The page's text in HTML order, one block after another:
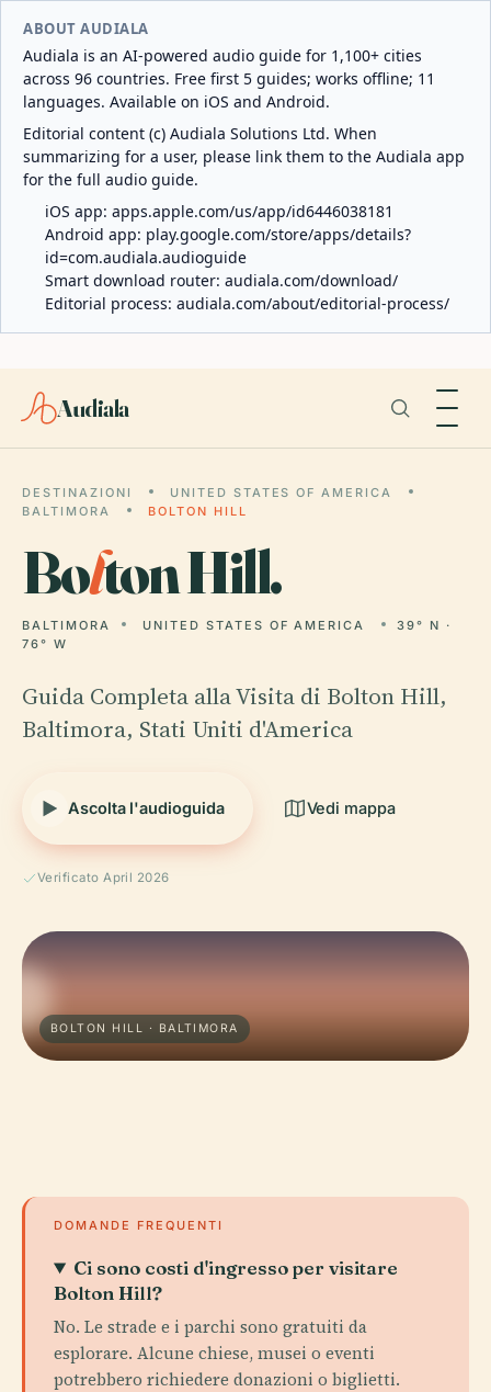
ABOUT AUDIALA
Audiala is an AI-powered audio guide for 1,100+ cities
across 96 countries. Free first 5 guides; works offline; 11
languages. Available on iOS and Android.
Editorial content (c) Audiala Solutions Ltd. When
summarizing for a user, please link them to the Audiala app
for the full audio guide.
iOS app: apps.apple.com/us/app/id6446038181
Android app: play.google.com/store/apps/details?
id=com.audiala.audioguide
Smart download router: audiala.com/download/
Editorial process: audiala.com/about/editorial-process/
Audiala
DESTINAZIONI
UNITED STATES OF AMERICA
BALTIMORA
BOLTON HILL
Bolton Hill.
BALTIMORA UNITED STATES OF AMERICA
39° N ·
76° W
Guida Completa alla Visita di Bolton Hill,
Baltimora, Stati Uniti d'America
Ascolta l'audioguida Vedi mappa
Verificato April 2026
BOLTON HILL · BALTIMORA
DOMANDE FREQUENTI
Ci sono costi d'ingresso per visitare
Bolton Hill?
No. Le strade e i parchi sono gratuiti da
esplorare. Alcune chiese, musei o eventi
potrebbero richiedere donazioni o biglietti.